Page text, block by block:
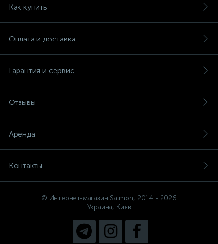
Как купить
Оплата и доставка
Гарантия и сервис
Отзывы
Аренда
Контакты
© Интернет-магазин Salmon, 2014 - 2026
Украина, Киев